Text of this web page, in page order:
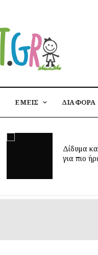
ΕΜΕΙΣ ΔΙΑΦΟΡΑ
Έφτασε η
παιδικό